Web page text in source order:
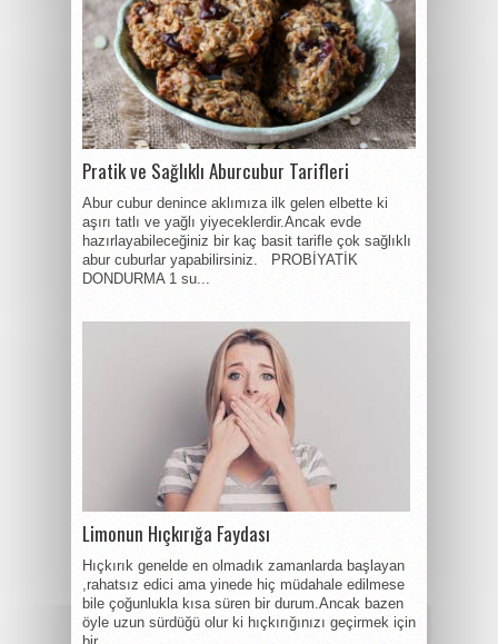
Pratik ve Sağlıklı Aburcubur Tarifleri
Abur cubur denince aklımıza ilk gelen elbette ki
aşırı tatlı ve yağlı yiyeceklerdir.Ancak evde
hazırlayabileceğiniz bir kaç basit tarifle çok sağlıklı
abur cuburlar yapabilirsiniz. PROBİYATİK
DONDURMA 1 su...
Limonun Hıçkırığa Faydası
Hıçkırık genelde en olmadık zamanlarda başlayan
,rahatsız edici ama yinede hiç müdahale edilmese
bile çoğunlukla kısa süren bir durum.Ancak bazen
öyle uzun sürdüğü olur ki hıçkırığınızı geçirmek için